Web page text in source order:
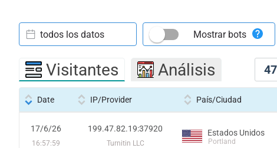
47
todos los datos Mostrar bots
Visitantes Análisis
Date IP/Provider País/Ciudad
17/6/26
16:57:59
199.47.82.19:37920
Turnitin LLC
Estados Unidos
Portland